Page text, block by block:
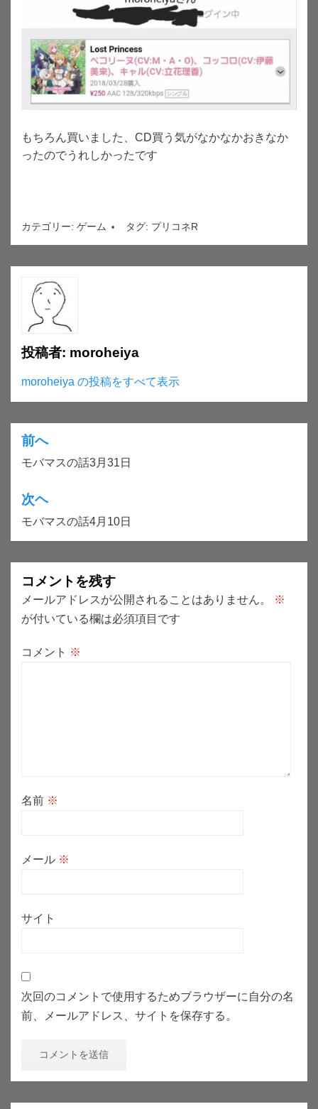
もちろん買いました、CD買う気がなかなかおきなか
ったのでうれしかったです
カテゴリー: ゲーム タグ: プリコネR
投稿者: moroheiya
moroheiya の投稿をすべて表示
投
稿
ナ
ビ
ゲ
ー
シ
ョ
ン
前へ
モバマスの話3月31日
次ヘ
モバマスの話4月10日
コメントを残す
メールアドレスが公開されることはありません。
※
が付いている欄は必須項目です
コメント ※
名前 ※
メール ※
サイト
次回のコメントで使用するためブラウザーに自分の名
前、メールアドレス、サイトを保存する。